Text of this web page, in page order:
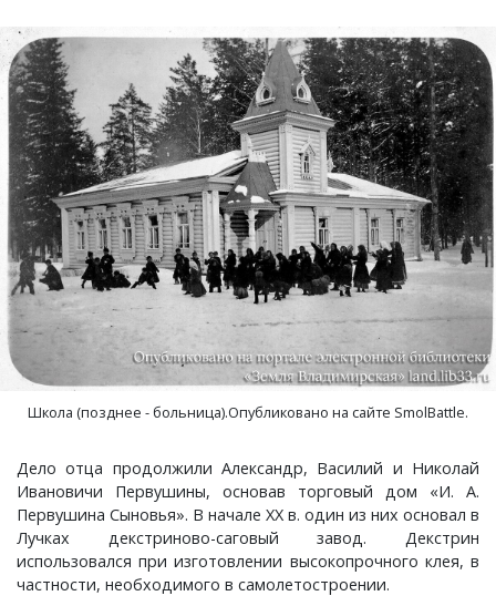
Школа (позднее - больница).Опубликовано на сайте SmolBattle.
Дело отца продолжили Александр, Василий и Николай
Ивановичи Первушины, основав торговый дом «И. А.
Первушина Сыновья». В начале ХХ в. один из них основал в
Лучках декстриново-саговый завод. Декстрин
использовался при изготовлении высокопрочного клея, в
частности, необходимого в самолетостроении.